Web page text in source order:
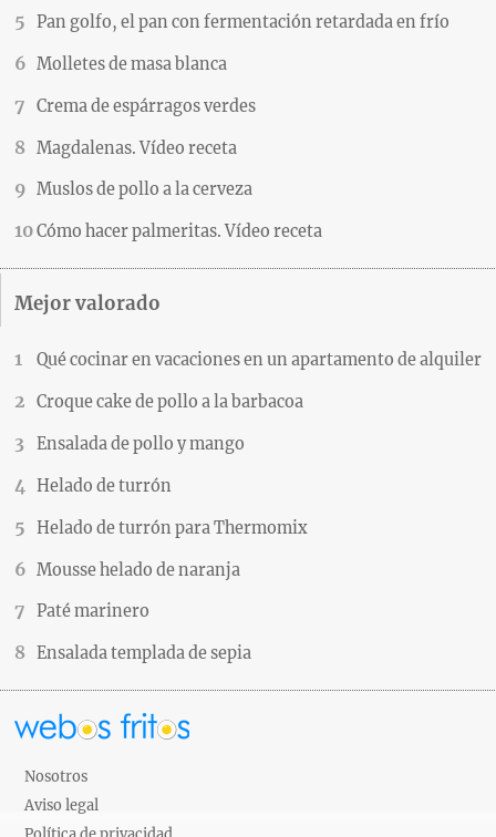
Pan golfo, el pan con fermentación retardada en frío
Molletes de masa blanca
Crema de espárragos verdes
Magdalenas. Vídeo receta
Muslos de pollo a la cerveza
Cómo hacer palmeritas. Vídeo receta
Mejor valorado
Qué cocinar en vacaciones en un apartamento de alquiler
Croque cake de pollo a la barbacoa
Ensalada de pollo y mango
Helado de turrón
Helado de turrón para Thermomix
Mousse helado de naranja
Paté marinero
Ensalada templada de sepia
Nosotros
Aviso legal